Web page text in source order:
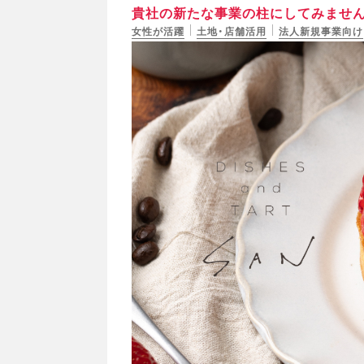
貴社の新たな事業の柱にしてみませ
女性が活躍 土地・店舗活用 法人新規事業向け